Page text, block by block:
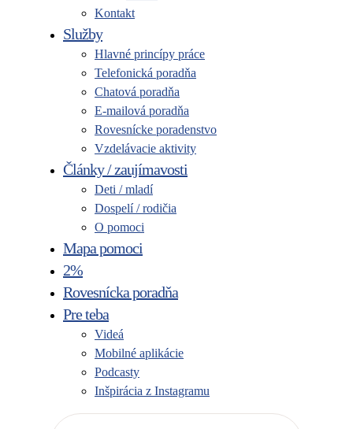
Kontakt
Služby
Hlavné princípy práce
Telefonická poradňa
Chatová poradňa
E-mailová poradňa
Rovesnícke poradenstvo
Vzdelávacie aktivity
Články / zaujímavosti
Deti / mladí
Dospelí / rodičia
O pomoci
Mapa pomoci
2%
Rovesnícka poradňa
Pre teba
Videá
Mobilné aplikácie
Podcasty
Inšpirácia z Instagramu